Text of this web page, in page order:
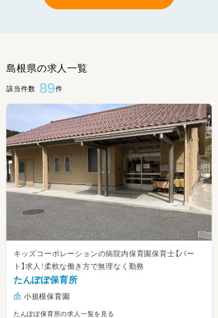
島根県の求人一覧
該当件数 89件
キッズコーポレーションの病院内保育園保育士【パー
ト】求人！柔軟な働き方で無理なく勤務
たんぽぽ保育所
小規模保育園
たんぽぽ保育所の求人一覧を見る